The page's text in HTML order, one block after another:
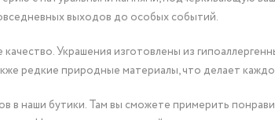
выходов до особых событий.
Украшения изготовлены из
редкие природные материалы, что делает
в наши бутики. Там вы сможете примерить